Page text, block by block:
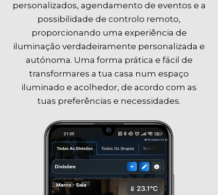
personalizados, agendamento de eventos e a
possibilidade de controlo remoto,
proporcionando uma experiência de
iluminação verdadeiramente personalizada e
autónoma. Uma forma prática e fácil de
transformares a tua casa num espaço
iluminado e acolhedor, de acordo com as
tuas preferências e necessidades.